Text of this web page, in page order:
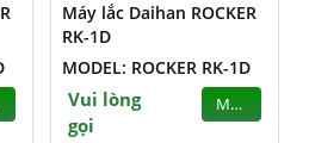
Máy lắc Daihan ROCKER
RK-1D
MODEL: ROCKER RK-1D
Vui lòng
gọi
MUA